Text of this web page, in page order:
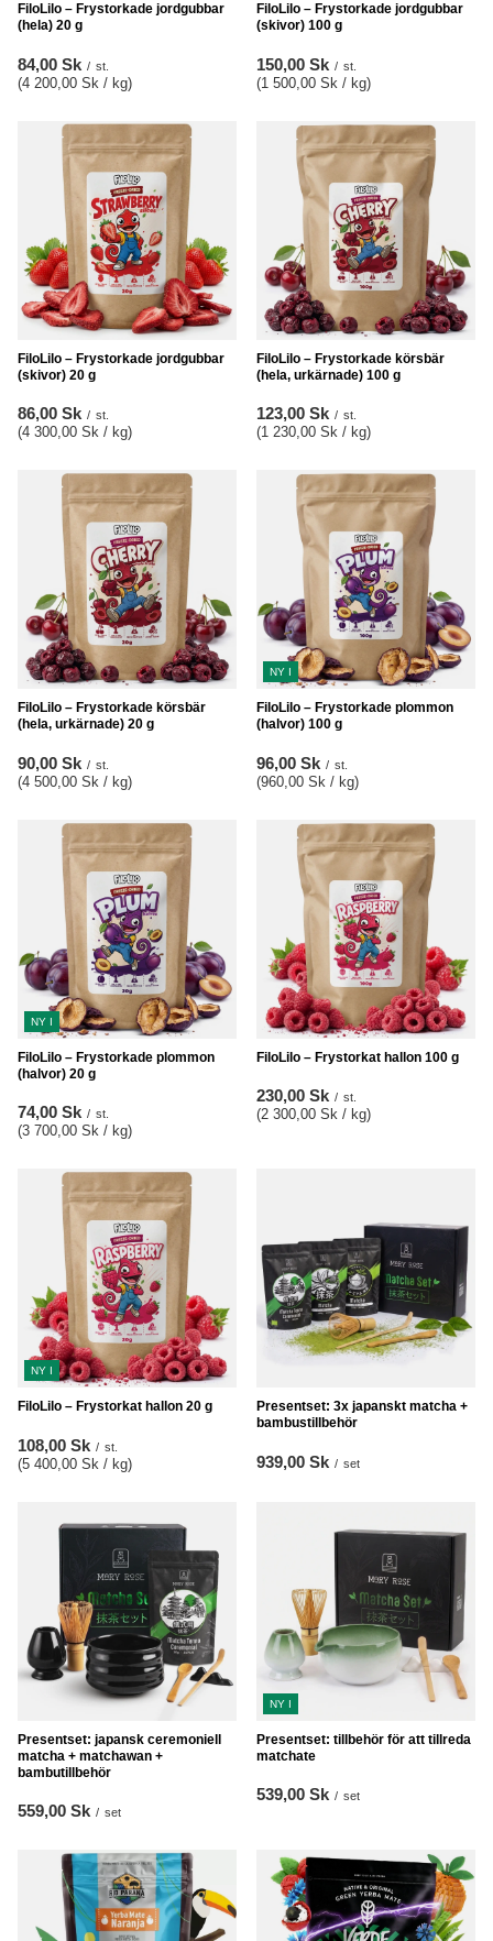
FiloLilo – Frystorkade jordgubbar
(hela) 20 g
84,00 Sk / st.
(4 200,00 Sk / kg)
FiloLilo – Frystorkade jordgubbar
(skivor) 100 g
150,00 Sk / st.
(1 500,00 Sk / kg)
FiloLilo – Frystorkade jordgubbar
(skivor) 20 g
86,00 Sk / st.
(4 300,00 Sk / kg)
FiloLilo – Frystorkade körsbär
(hela, urkärnade) 100 g
123,00 Sk / st.
(1 230,00 Sk / kg)
FiloLilo – Frystorkade körsbär
(hela, urkärnade) 20 g
90,00 Sk / st.
(4 500,00 Sk / kg)
NY I
FiloLilo – Frystorkade plommon
(halvor) 100 g
96,00 Sk / st.
(960,00 Sk / kg)
NY I
FiloLilo – Frystorkade plommon
(halvor) 20 g
74,00 Sk / st.
(3 700,00 Sk / kg)
FiloLilo – Frystorkat hallon 100 g
230,00 Sk / st.
(2 300,00 Sk / kg)
NY I
FiloLilo – Frystorkat hallon 20 g
108,00 Sk / st.
(5 400,00 Sk / kg)
Presentset: 3x japanskt matcha +
bambustillbehör
939,00 Sk / set
Presentset: japansk ceremoniell
matcha + matchawan +
bambutillbehör
559,00 Sk / set
NY I
Presentset: tillbehör för att tillreda
matchate
539,00 Sk / set